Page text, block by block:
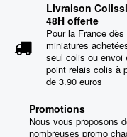
Livraison
48H offerte
Pour la France dès
miniatures
seul colis ou envoi
point relais colis à
de 3.90 euros
Promotions
Nous vous proposons
nombreuses promo